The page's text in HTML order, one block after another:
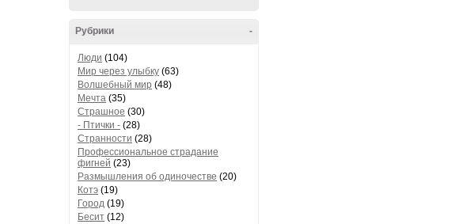
-
Рубрики
Люди (104)
Мир через улыбку (63)
Волшебный мир (48)
Мечта (35)
Страшное (30)
- Птички - (28)
Странности (28)
Профессиональное страдание
фигней (23)
Размышления об одиночестве (20)
Котэ (19)
Город (19)
Бесит (12)